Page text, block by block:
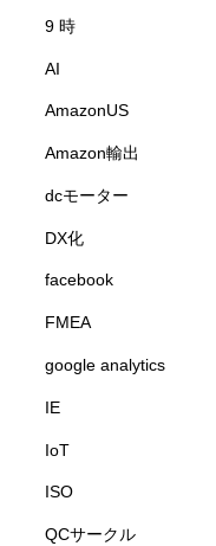
9 時
AI
AmazonUS
Amazon輸出
dcモーター
DX化
facebook
FMEA
google analytics
IE
IoT
ISO
QCサークル